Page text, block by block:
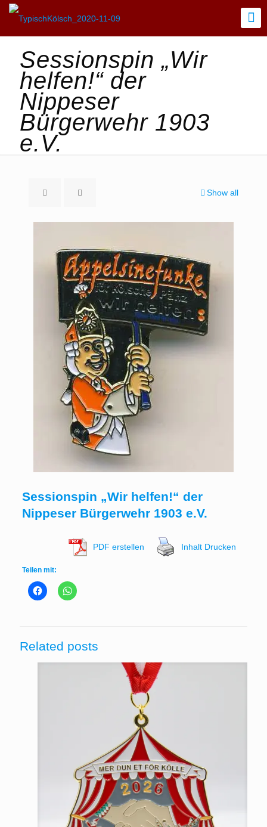
Sessionspin „Wir
helfen!“ der
Nippeser
Bürgerwehr 1903
e.V.
Show all
Sessionspin „Wir helfen!“ der
Nippeser Bürgerwehr 1903 e.V.
PDF erstellen Inhalt Drucken
Teilen mit:
Related posts